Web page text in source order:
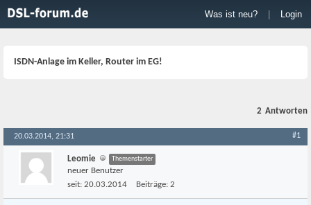
Was ist neu? Login
ISDN-Anlage im Keller, Router im EG!
2 Antworten
20.03.2014, 21:31 #1
Leomie Themenstarter
neuer Benutzer
seit: 20.03.2014 Beiträge: 2